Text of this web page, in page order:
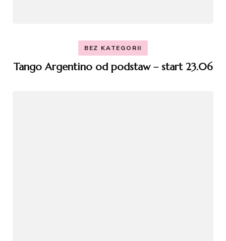
BEZ KATEGORII
Tango Argentino od podstaw – start 23.06